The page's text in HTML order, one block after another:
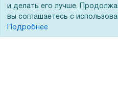
Кредитование
и делать его лучше.
вы соглашаетесь с
Подробнее